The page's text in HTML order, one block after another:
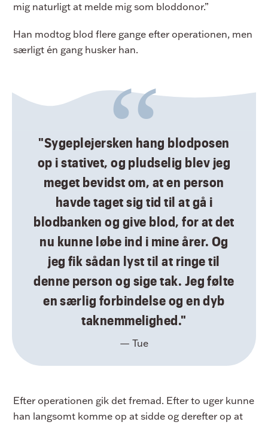
mig naturligt at melde mig som bloddonor.”
Han modtog blod flere gange efter operationen, men
særligt én gang husker han.
"Sygeplejersken hang blodposen
op i stativet, og pludselig blev jeg
meget bevidst om, at en person
havde taget sig tid til at gå i
blodbanken og give blod, for at det
nu kunne løbe ind i mine årer. Og
jeg fik sådan lyst til at ringe til
denne person og sige tak. Jeg følte
en særlig forbindelse og en dyb
taknemmelighed."
— Tue
Efter operationen gik det fremad. Efter to uger kunne
han langsomt komme op at sidde og derefter op at